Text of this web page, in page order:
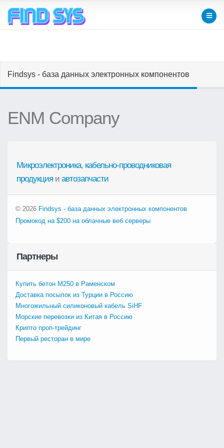
Findsys - база данных электронных компонентов
ENM Company
Микроэлектроника, кабельно-проводниковая
продукция и автозапчасти
© 2026 Findsys - база данных электронных компонентов
Промокод на $200 на облачные веб серверы
Партнеры
Купить бетон М250 в Раменском
Доставка посылок из Турции в Россию
Многожильный силиконовый кабель SiHF
Морские перевозки из Китая в Россию
Крипто проп-трейдинг
Первый ресторан в мире